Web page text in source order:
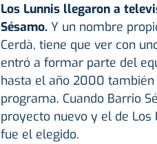
Los Lunnis llegaron a
Sésamo.Y un nombre
Cerdà, tiene que ver con
entró a formar parte del
hasta el año 2000
programa. Cuando Barrio
proyecto nuevo y el de Los
fue el elegido.